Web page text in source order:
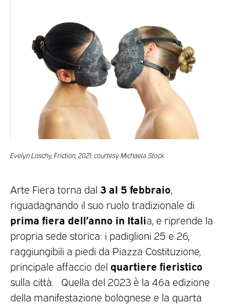
Evelyn Loschy, Friction, 2021, courtesy Michaela Stock
Arte Fiera torna dal 3 al 5 febbraio
riguadagnando il suo ruolo tradizionale di
prima fiera dell’anno in Italia, e riprende la
propria sede storica: i padiglioni 25 e 26,
raggiungibili a piedi da Piazza Costituzione,
principale affaccio del quartiere fieristico
sulla città. Quella del 2023 è la 46a edizione
della manifestazione bolognese e la quarta